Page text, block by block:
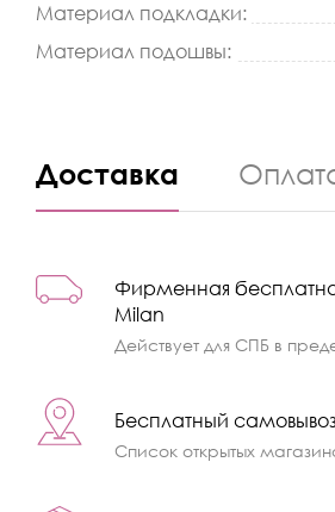
Материал подкладки:
Материал подошвы:
Доставка
Фирменная
Milan
Действует для СПБ в
Бесплатный
Список открытых